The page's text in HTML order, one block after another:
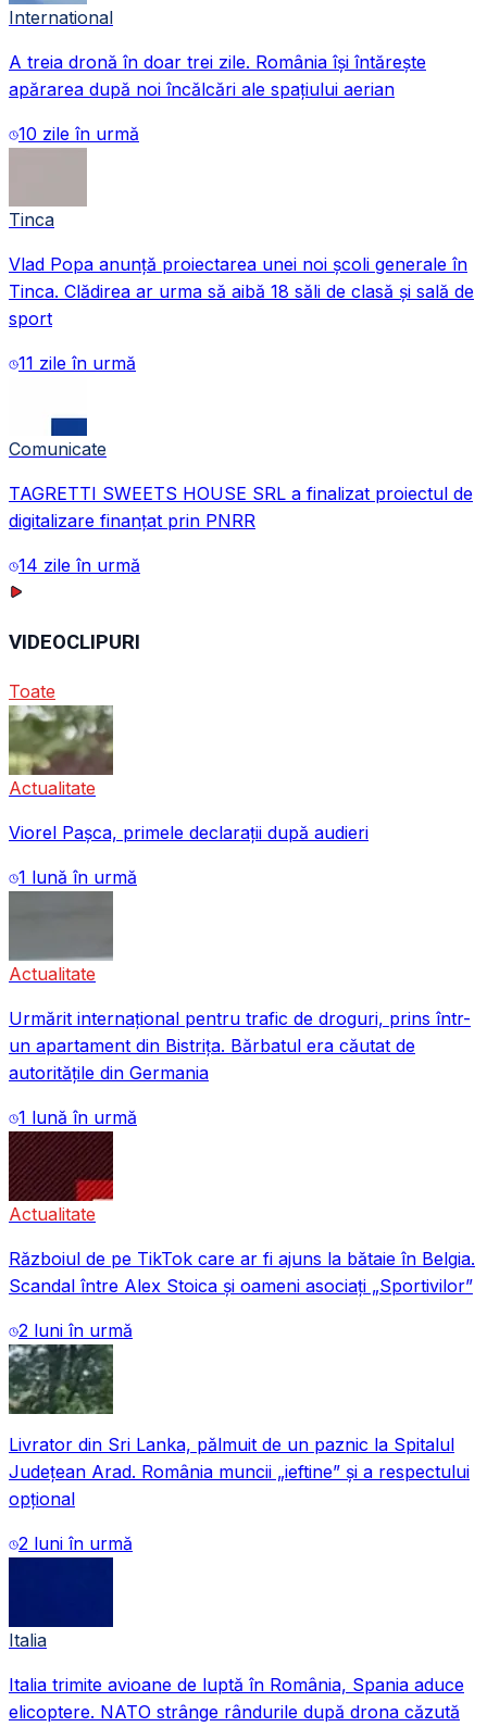
International
A treia dronă în doar trei zile. România își întărește
apărarea după noi încălcări ale spațiului aerian
10 zile în urmă
Tinca
Vlad Popa anunță proiectarea unei noi școli generale în
Tinca. Clădirea ar urma să aibă 18 săli de clasă și sală de
sport
11 zile în urmă
Comunicate
TAGRETTI SWEETS HOUSE SRL a finalizat proiectul de
digitalizare finanțat prin PNRR
14 zile în urmă
VIDEOCLIPURI
Toate
VIDEO
Actualitate
Viorel Pașca, primele declarații după audieri
1 lună în urmă
Actualitate
Urmărit internațional pentru trafic de droguri, prins într-
un apartament din Bistrița. Bărbatul era căutat de
autoritățile din Germania
1 lună în urmă
Actualitate
Războiul de pe TikTok care ar fi ajuns la bătaie în Belgia.
Scandal între Alex Stoica și oameni asociați „Sportivilor”
2 luni în urmă
Livrator din Sri Lanka, pălmuit de un paznic la Spitalul
Județean Arad. România muncii „ieftine” și a respectului
opțional
2 luni în urmă
Italia
Italia trimite avioane de luptă în România, Spania aduce
elicoptere. NATO strânge rândurile după drona căzută